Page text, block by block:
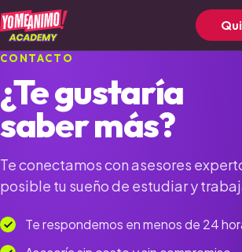
CONTACTO
¿Te gustaría
saber más?
Te conectamos con asesores
posible tu sueño de estudiar y
Te respondemos en menos de 24